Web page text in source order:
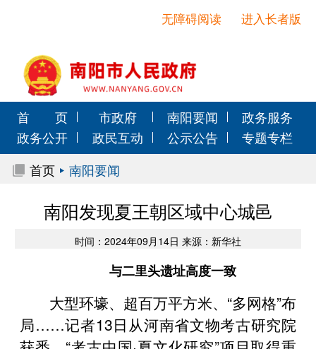
进入长者版
无障碍阅读
首 页 市政府 南阳要闻
政务服务
政务公开
政民互动 公示公告
专题专栏
首页
南阳要闻
南阳发现夏王朝区域中心城邑
时间：2024年09月14日 来源：新华社
与二里头遗址高度一致
大型环壕、超百万平方米、“多网格”布
局……记者13日从河南省文物考古研究院